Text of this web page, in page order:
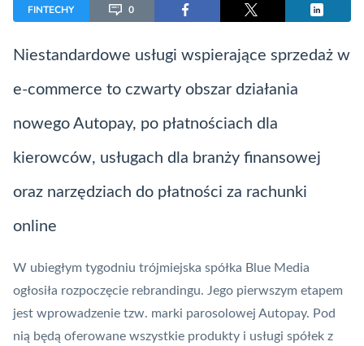
FINTECHY 0
Niestandardowe usługi wspierające sprzedaż w
e-commerce to czwarty obszar działania
nowego Autopay, po płatnościach dla
kierowców, usługach dla branży finansowej
oraz narzędziach do płatności za rachunki
online
W ubiegłym tygodniu trójmiejska spółka Blue Media
ogłosiła rozpoczęcie rebrandingu. Jego pierwszym etapem
jest wprowadzenie tzw. marki parosolowej Autopay. Pod
nią będą oferowane wszystkie produkty i usługi spółek z